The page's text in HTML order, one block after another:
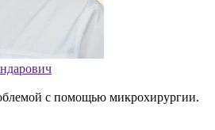
с помощью микрохирургии.